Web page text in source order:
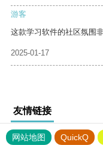
游客
这款学习软件的社区氛围
2025-01-17
友情链接
网站地图 QuickQ